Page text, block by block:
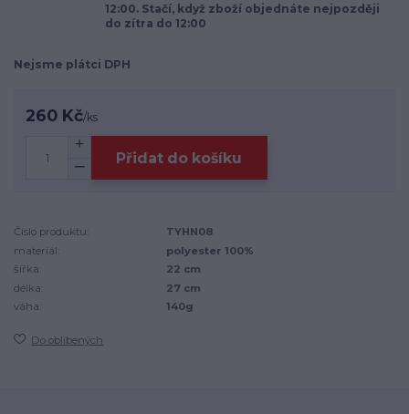
12:00. Stačí, když zboží objednáte nejpozději
do zítra do 12:00
Nejsme plátci DPH
260 Kč/ks
Přidat do košíku
Číslo produktu:
TYHN08
materiál:
polyester 100%
šířka:
22 cm
délka:
27 cm
váha:
140g
Do oblíbených